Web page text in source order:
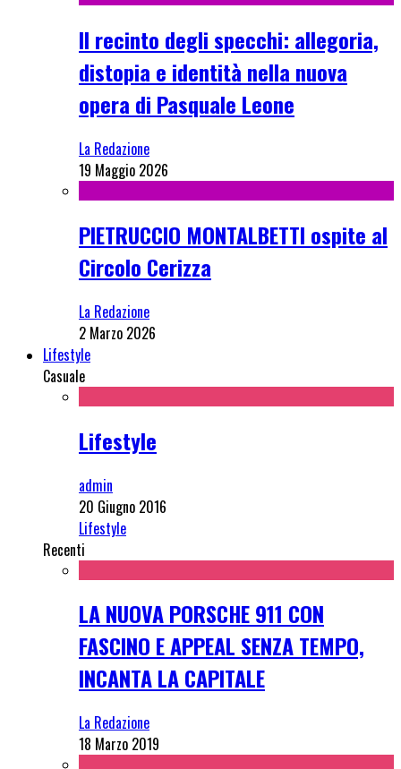
Il recinto degli specchi: allegoria,
distopia e identità nella nuova
opera di Pasquale Leone
La Redazione
19 Maggio 2026
PIETRUCCIO MONTALBETTI ospite al
Circolo Cerizza
La Redazione
2 Marzo 2026
Lifestyle
Casuale
Lifestyle
admin
20 Giugno 2016
Lifestyle
Recenti
LA NUOVA PORSCHE 911 CON
FASCINO E APPEAL SENZA TEMPO,
INCANTA LA CAPITALE
La Redazione
18 Marzo 2019